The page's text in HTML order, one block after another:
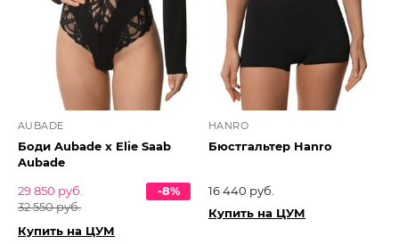
AUBADE
Боди Aubade x Elie Saab
Aubade
29 850 руб.
32 550 руб.
-8%
Купить на ЦУМ
HANRO
Бюстгальтер Hanro
16 440 руб.
Купить на ЦУМ